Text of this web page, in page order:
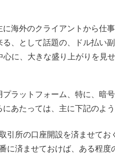
海外のクライアントから仕
、として話題の、ドル払い副
心に、大きな盛り上がりを見
ラットフォーム、特に、暗
あたっては、主に下記のよ
引所の口座開設を済ませて
に済ませておけば、ある程